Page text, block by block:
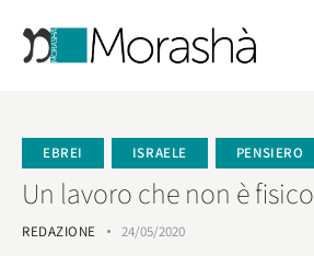
EBREI ISRAELE PENSIERO
Un lavoro che non è fisico
REDAZIONE 24/05/2020